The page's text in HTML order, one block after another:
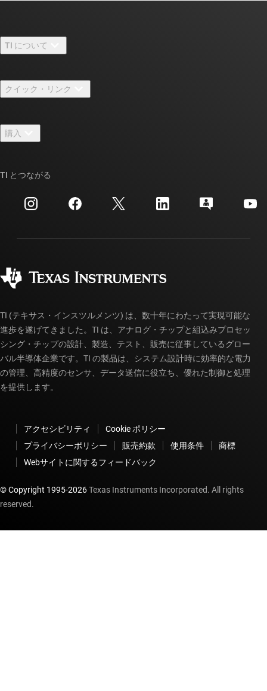
TI について
採用情報
ニュース
イベント
投資家向け情報
クイック・リンク
TI E2E™ 設計サポート・フォーラム
クロスリファレンス検索
カスタマー・サポート・センター
myTI アカウントの FAQ
購入
ご注文に関する FAQ
TI とつながる
TI (テキサス・インスツルメンツ) は、数十年にわたって実現可能な
進歩を遂げてきました。TI は、アナログ・チップと組込みプロセッ
シング・チップの設計、製造、テスト、販売に従事しているグロー
バル半導体企業です。TI の製品は、システム設計時に効率的な電力
の管理、高精度のセンサ、データ送信に役立ち、優れた制御と処理
を提供します。
アクセシビリティ
Cookie ポリシー
プライバシーポリシー
販売約款 使用条件
商標
Webサイトに関するフィードバック
© Copyright 1995-2026Texas Instruments Incorporated. All rights
reserved.